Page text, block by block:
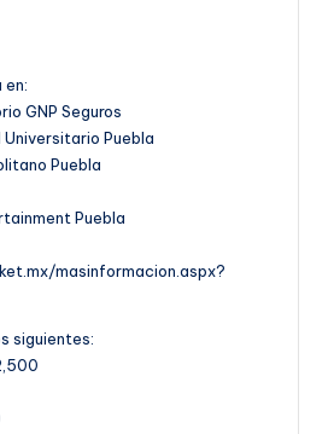
GNP Seguros
Puebla
Puebla
Puebla
masinformacion.aspx?
siguientes: